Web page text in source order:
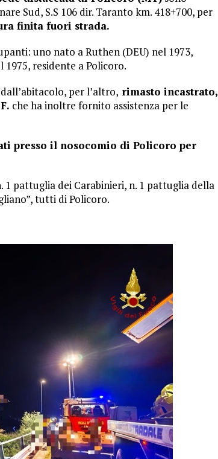
Sud, S.S 106 dir. Taranto km. 418+700, per
finita fuori strada.
uno nato a Ruthen (DEU) nel 1973,
residente a Policoro.
per l’altro, rimasto incastrato,
che ha inoltre fornito assistenza per le
presso il nosocomio di Policoro per
1 pattuglia dei Carabinieri, n. 1 pattuglia della
tutti di Policoro.